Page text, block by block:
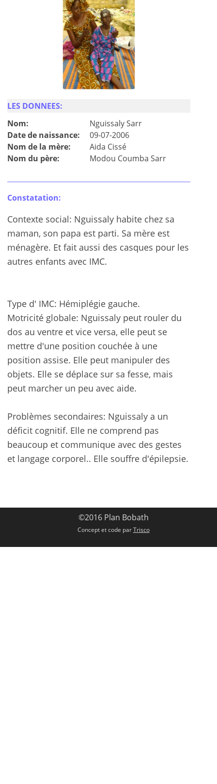
LES DONNEES:
Nom:
Nguissaly Sarr
Date de naissance:
09-07-2006
Nom de la mère:
Aida Cissé
Nom du père:
Modou Coumba Sarr
Constatation:
Contexte social: Nguissaly habite chez sa
maman, son papa est parti. Sa mère est
ménagère. Et fait aussi des casques pour les
autres enfants avec IMC.
Type d' IMC: Hémiplégie gauche.
Motricité globale: Nguissaly peut rouler du
dos au ventre et vice versa, elle peut se
mettre d'une position couchée à une
position assise. Elle peut manipuler des
objets. Elle se déplace sur sa fesse, mais
peut marcher un peu avec aide.
Problèmes secondaires: Nguissaly a un
déficit cognitif. Elle ne comprend pas
beaucoup et communique avec des gestes
et langage corporel.. Elle souffre d'épilepsie.
©2016 Plan Bobath
Concept et code parTrisco